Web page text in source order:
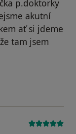
p.doktorky
akutní
ať si jdeme
tam jsem
byl odstraněn